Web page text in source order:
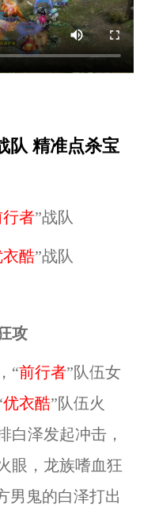
队 精准点杀宝
行者”战队
衣酷”战队
攻
“前行者”队伍女
优衣酷”队伍火
白泽发起冲击，
眼，龙族嗜血狂
男鬼的白泽打出